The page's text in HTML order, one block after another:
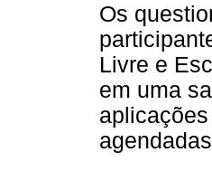
Os
Livre e
em uma